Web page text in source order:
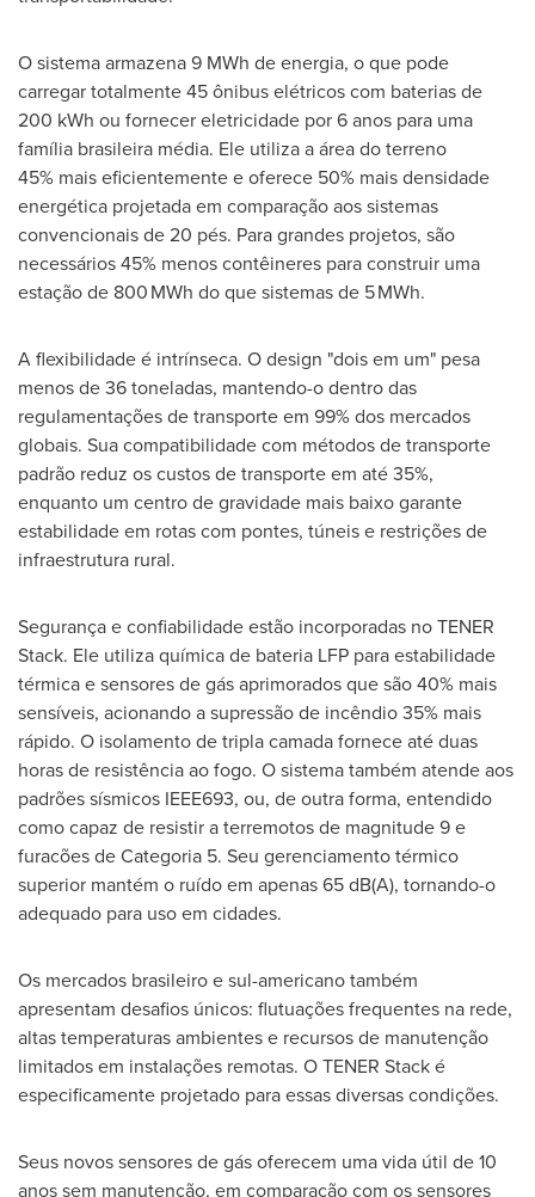
O sistema armazena 9 MWh de energia, o que pode
carregar totalmente 45 ônibus elétricos com baterias de
200 kWh ou fornecer eletricidade por 6 anos para uma
família brasileira média. Ele utiliza a área do terreno
45% mais eficientemente e oferece 50% mais densidade
energética projetada em comparação aos sistemas
convencionais de 20 pés. Para grandes projetos, são
necessários 45% menos contêineres para construir uma
estação de 800 MWh do que sistemas de 5 MWh.
A flexibilidade é intrínseca. O design "dois em um" pesa
menos de 36 toneladas, mantendo-o dentro das
regulamentações de transporte em 99% dos mercados
globais. Sua compatibilidade com métodos de transporte
padrão reduz os custos de transporte em até 35%,
enquanto um centro de gravidade mais baixo garante
estabilidade em rotas com pontes, túneis e restrições de
infraestrutura rural.
Segurança e confiabilidade estão incorporadas no TENER
Stack. Ele utiliza química de bateria LFP para estabilidade
térmica e sensores de gás aprimorados que são 40% mais
sensíveis, acionando a supressão de incêndio 35% mais
rápido. O isolamento de tripla camada fornece até duas
horas de resistência ao fogo. O sistema também atende aos
padrões sísmicos IEEE693, ou, de outra forma, entendido
como capaz de resistir a terremotos de magnitude 9 e
furacões de Categoria 5. Seu gerenciamento térmico
superior mantém o ruído em apenas 65 dB(A), tornando-o
adequado para uso em cidades.
Os mercados brasileiro e sul-americano também
apresentam desafios únicos: flutuações frequentes na rede,
altas temperaturas ambientes e recursos de manutenção
limitados em instalações remotas. O TENER Stack é
especificamente projetado para essas diversas condições.
Seus novos sensores de gás oferecem uma vida útil de 10
anos sem manutenção, em comparação com os sensores